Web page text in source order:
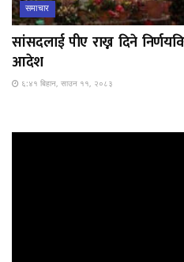
समाचार
सांसदलाई पीए राख्न दिने
आदेश
६:४१ बिहान, साउन ११, २०८३